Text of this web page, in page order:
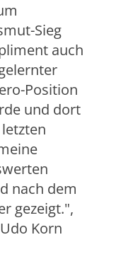
Sieg
auch
Position
und dort
nach dem
gezeigt.",
Korn